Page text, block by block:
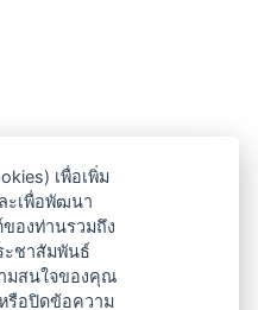
เพื่อเพิ่ม
ะเพื่อพัฒนา
องท่านรวมถึง
ะชาสัมพันธ์
มสนใจของคุณ
รือปิดข้อความ